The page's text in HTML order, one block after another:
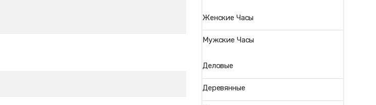
Женские Часы
Мужские Часы
Деловые
Деревянные